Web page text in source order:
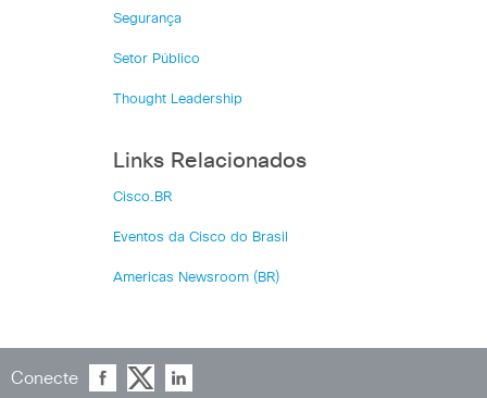
Segurança
Setor Público
Thought Leadership
Links Relacionados
Cisco.BR
Eventos da Cisco do Brasil
Americas Newsroom (BR)
Conecte